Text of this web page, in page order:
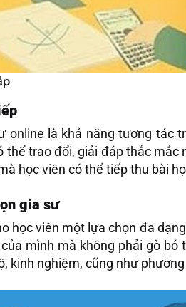
online là khả năng tương tác
trao đổi, giải đáp thắc
học viên có thể tiếp thu bài
gia sư
học viên một lựa chọn đa
mình mà không phải gò
kinh nghiệm, cũng như